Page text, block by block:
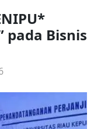
pada Bisnis